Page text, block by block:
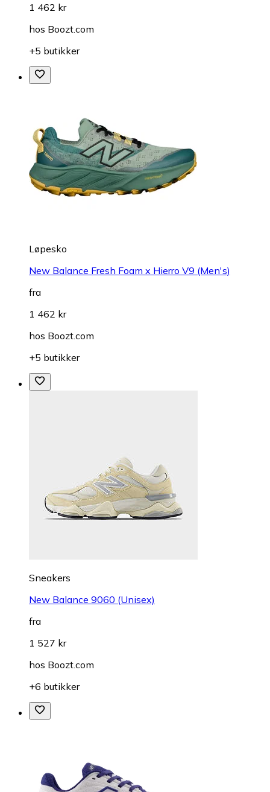
1 462 kr
hos Boozt.com
+5 butikker
Løpesko
New Balance Fresh Foam x Hierro V9 (Men's)
fra
1 462 kr
hos Boozt.com
+5 butikker
Sneakers
New Balance 9060 (Unisex)
fra
1 527 kr
hos Boozt.com
+6 butikker